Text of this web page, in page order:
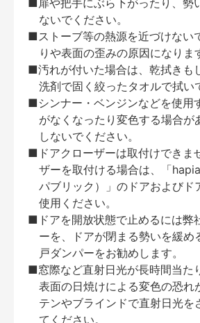
■扉や把手にぶら下がったり、勢
ないでください。
■ストーブ等の熱源を近づけない
りや表面の歪みの原因になりま
■汚れが付いた場合は、乾拭きも
洗剤で固く絞ったタオルで拭い
■シンナー・ベンジンなどを使用
がなくなったり変色する場合が
しないでください。
■ドアクローザーは取付けできま
ザーを取付ける場合は、「
パブリック）」のドアおよびド
使用ください。
■ドアを開放状態で止めるには弊
ーを、ドアが閉まる勢いを緩め
戸ダンパーをお勧めします。
■窓際など直射日光が長時間当た
表面の日焼けによる変色の恐れ
テンやブラインドで直射日光を
てください。